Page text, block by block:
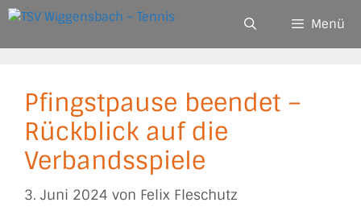
Zum
springen
Menü
Pfingstpause beendet –
Rückblick auf die
Verbandsspiele
3. Juni 2024 von Felix Fleschutz